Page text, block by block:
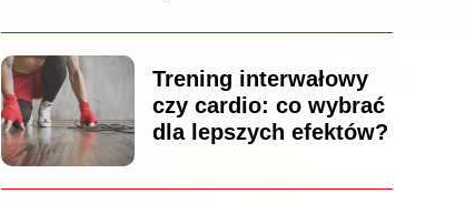
Trening interwałowy
czy cardio: co wybrać
dla lepszych efektów?